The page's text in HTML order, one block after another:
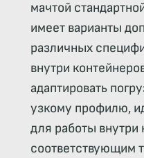
мачтой
имеет варианты
различных
внутри
адаптировать
узкому профилю,
для работы внутри
соответствующим